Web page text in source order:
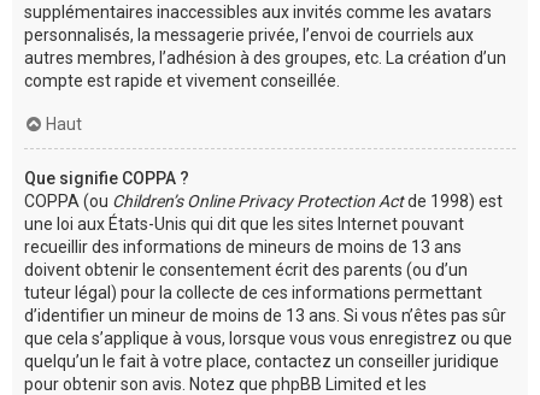
supplémentaires inaccessibles aux invités comme les avatars
personnalisés, la messagerie privée, l’envoi de courriels aux
autres membres, l’adhésion à des groupes, etc. La création d’un
compte est rapide et vivement conseillée.
Haut
Que signifie COPPA ?
COPPA (ou Children’s Online Privacy Protection Actde 1998) est
une loi aux États-Unis qui dit que les sites Internet pouvant
recueillir des informations de mineurs de moins de 13 ans
doivent obtenir le consentement écrit des parents (ou d’un
tuteur légal) pour la collecte de ces informations permettant
d’identifier un mineur de moins de 13 ans. Si vous n’êtes pas sûr
que cela s’applique à vous, lorsque vous vous enregistrez ou que
quelqu’un le fait à votre place, contactez un conseiller juridique
pour obtenir son avis. Notez que phpBB Limited et les